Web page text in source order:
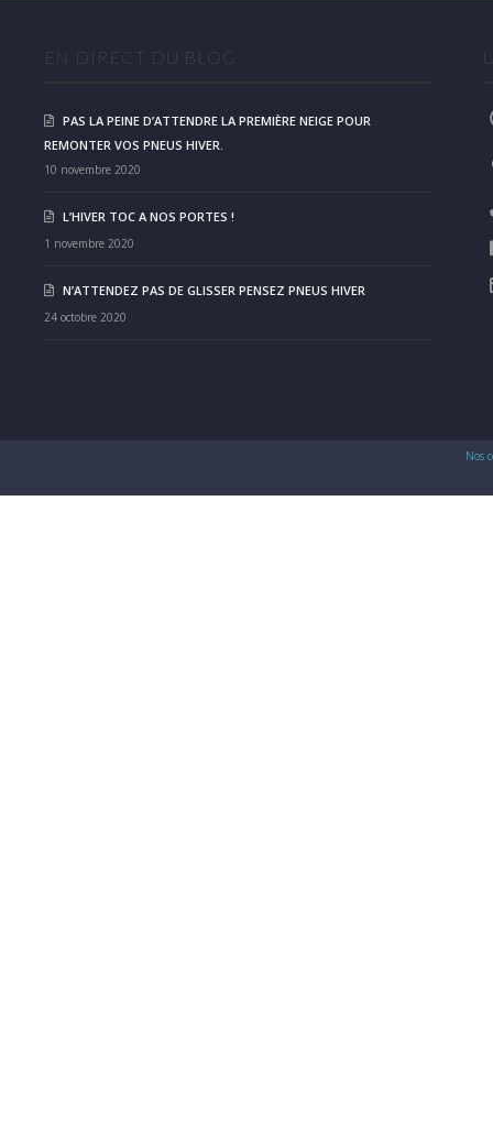
EN DIRECT DU BLOG
PAS LA PEINE D’ATTENDRE LA PREMIÈRE NEIGE POUR
REMONTER VOS PNEUS HIVER.
10 novembre 2020
L’HIVER TOC A NOS PORTES !
1 novembre 2020
N’ATTENDEZ PAS DE GLISSER PENSEZ PNEUS HIVER
24 octobre 2020
Nos